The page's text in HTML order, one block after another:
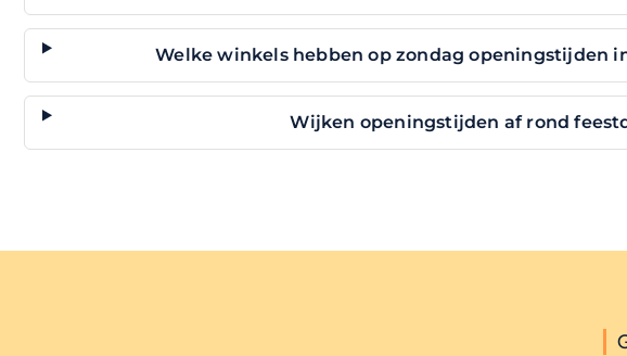
Welke winkels hebben op zondag openingstijden
Wijken openingstijden af rond